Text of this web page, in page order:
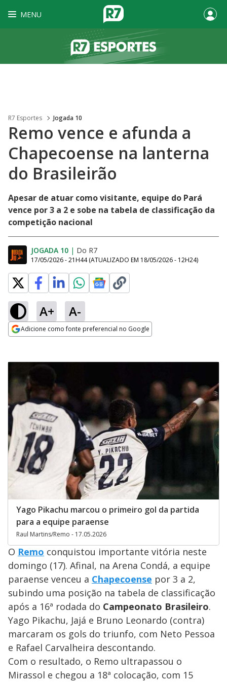
MENU
R7 Esportes Jogada 10
Remo vence e afunda a
Chapecoense na lanterna
do Brasileirão
Apesar de atuar como visitante, equipe do Pará
vence por 3 a 2 e sobe na tabela de classificação da
competição nacional
JOGADA 10 | Do R7
17/05/2026 - 21H44 (ATUALIZADO EM 18/05/2026 - 12H24)
A+ A-
Adicione como fonte preferencial no Google
Yago Pikachu marcou o primeiro gol da partida
para a equipe paraense
Raul Martins/Remo - 17.05.2026
O Remo conquistou importante vitória neste
domingo (17). Afinal, na Arena Condá, a equipe
paraense venceu a Chapecoense por 3 a 2,
subindo uma posição na tabela de classificação
após a 16ª rodada do Campeonato Brasileiro.
Yago Pikachu, Jajá e Bruno Leonardo (contra)
marcaram os gols do triunfo, com Neto Pessoa
e Rafael Carvalheira descontando.
Com o resultado, o Remo ultrapassou o
Mirassol e chegou a 18ª colocação, com 15